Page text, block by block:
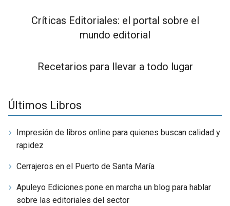
Críticas Editoriales: el portal sobre el
mundo editorial
Recetarios para llevar a todo lugar
Últimos Libros
Impresión de libros online para quienes buscan calidad y
rapidez
Cerrajeros en el Puerto de Santa María
Apuleyo Ediciones pone en marcha un blog para hablar
sobre las editoriales del sector